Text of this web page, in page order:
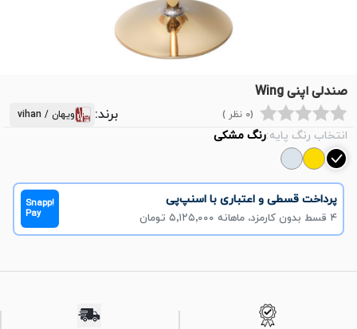
صندلی اپنی Wing
(0 نظر ) برند: ویهان / vihan
انتخاب رنگ پایه:رنگ مشکی
پرداخت قسطی و اعتباری با اسنپ‌پی
۴ قسط بدون کارمزد، ماهانه ۵٬۱۲۵٬۰۰۰ تومان
Snapp!
Pay